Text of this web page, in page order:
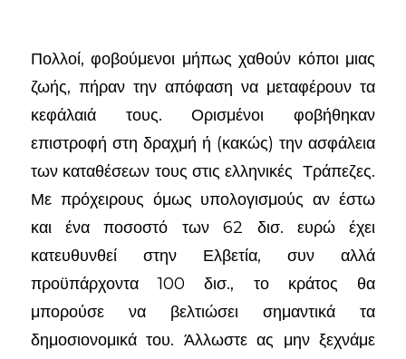
Πολλοί, φοβούμενοι μήπως χαθούν κόποι μιας
ζωής, πήραν την απόφαση να μεταφέρουν τα
κεφάλαιά τους. Ορισμένοι φοβήθηκαν
επιστροφή στη δραχμή ή (κακώς) την ασφάλεια
των καταθέσεων τους στις ελληνικές Τράπεζες.
Με πρόχειρους όμως υπολογισμούς αν έστω
και ένα ποσοστό των 62 δισ. ευρώ έχει
κατευθυνθεί στην Ελβετία, συν αλλά
προϋπάρχοντα 100 δισ., το κράτος θα
μπορούσε να βελτιώσει σημαντικά τα
δημοσιονομικά του. Άλλωστε ας μην ξεχνάμε